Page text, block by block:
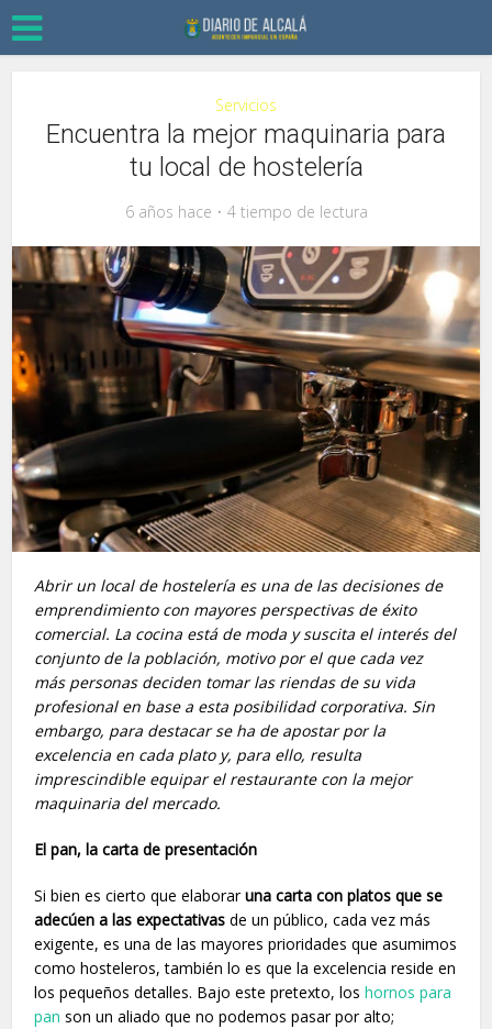
Servicios
Encuentra la mejor maquinaria para
tu local de hostelería
6 años hace 4 tiempo de lectura
Abrir un local de hostelería es una de las decisiones de
emprendimiento con mayores perspectivas de éxito
comercial. La cocina está de moda y suscita el interés del
conjunto de la población, motivo por el que cada vez
más personas deciden tomar las riendas de su vida
profesional en base a esta posibilidad corporativa. Sin
embargo, para destacar se ha de apostar por la
excelencia en cada plato y, para ello, resulta
imprescindible equipar el restaurante con la mejor
maquinaria del mercado.
El pan, la carta de presentación
Si bien es cierto que elaboraruna carta con platos que se
adecúen a las expectativas de un público, cada vez más
exigente, es una de las mayores prioridades que asumimos
como hosteleros, también lo es que la excelencia reside en
los pequeños detalles. Bajo este pretexto, loshornos para
pan son un aliado que no podemos pasar por alto;